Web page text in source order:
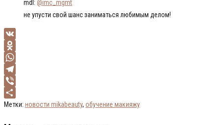
mdl: @imc_mgmt
не упусти свой шанс заниматься любимым делом!
VK
Odnoklassniki
WhatsApp
Telegram
Viber
Отправить
Метки: новости mikabeauty, обучение макияжу